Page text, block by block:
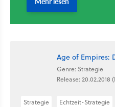
Age of Empires:
Genre: Strategie
Release: 20.02.2018
Strategie Echtzeit-Strategie